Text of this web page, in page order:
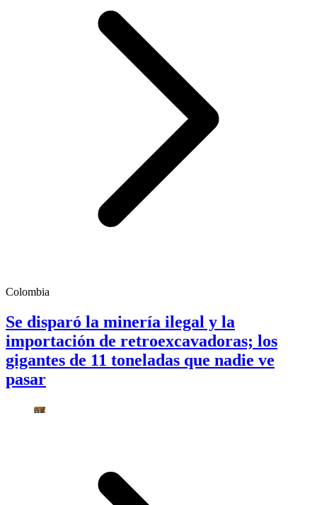
Colombia
Se disparó la minería ilegal y la
importación de retroexcavadoras; los
gigantes de 11 toneladas que nadie ve
pasar